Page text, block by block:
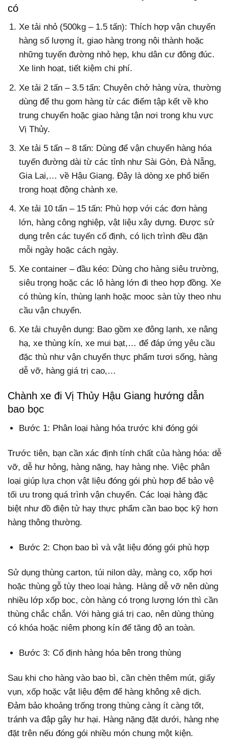
có
Xe tải nhỏ (500kg – 1.5 tấn): Thích hợp vận chuyển
hàng số lượng ít, giao hàng trong nội thành hoặc
những tuyến đường nhỏ hẹp, khu dân cư đông đúc.
Xe linh hoạt, tiết kiệm chi phí.
Xe tải 2 tấn – 3.5 tấn: Chuyên chở hàng vừa, thường
dùng để thu gom hàng từ các điểm tập kết về kho
trung chuyển hoặc giao hàng tận nơi trong khu vực
Vị Thủy.
Xe tải 5 tấn – 8 tấn: Dùng để vận chuyển hàng hóa
tuyến đường dài từ các tỉnh như Sài Gòn, Đà Nẵng,
Gia Lai,… về Hậu Giang. Đây là dòng xe phổ biến
trong hoạt động chành xe.
Xe tải 10 tấn – 15 tấn: Phù hợp với các đơn hàng
lớn, hàng công nghiệp, vật liệu xây dựng. Được sử
dụng trên các tuyến cố định, có lịch trình đều đặn
mỗi ngày hoặc cách ngày.
Xe container – đầu kéo: Dùng cho hàng siêu trường,
siêu trọng hoặc các lô hàng lớn đi theo hợp đồng. Xe
có thùng kín, thùng lạnh hoặc mooc sàn tùy theo nhu
cầu vận chuyển.
Xe tải chuyên dụng: Bao gồm xe đông lạnh, xe nâng
hạ, xe thùng kín, xe mui bạt,… để đáp ứng yêu cầu
đặc thù như vận chuyển thực phẩm tươi sống, hàng
dễ vỡ, hàng giá trị cao,…
Chành xe đi Vị Thủy Hậu Giang hướng dẫn
bao bọc
Bước 1: Phân loại hàng hóa trước khi đóng gói
Trước tiên, bạn cần xác định tính chất của hàng hóa: dễ
vỡ, dễ hư hỏng, hàng nặng, hay hàng nhẹ. Việc phân
loại giúp lựa chọn vật liệu đóng gói phù hợp để bảo vệ
tối ưu trong quá trình vận chuyển. Các loại hàng đặc
biệt như đồ điện tử hay thực phẩm cần bao bọc kỹ hơn
hàng thông thường.
Bước 2: Chọn bao bì và vật liệu đóng gói phù hợp
Sử dụng thùng carton, túi nilon dày, màng co, xốp hơi
hoặc thùng gỗ tùy theo loại hàng. Hàng dễ vỡ nên dùng
nhiều lớp xốp bọc, còn hàng có trọng lượng lớn thì cần
thùng chắc chắn. Với hàng giá trị cao, nên dùng thùng
có khóa hoặc niêm phong kín để tăng độ an toàn.
Bước 3: Cố định hàng hóa bên trong thùng
Sau khi cho hàng vào bao bì, cần chèn thêm mút, giấy
vụn, xốp hoặc vật liệu đệm để hàng không xê dịch.
Đảm bảo khoảng trống trong thùng càng ít càng tốt,
tránh va đập gây hư hại. Hàng nặng đặt dưới, hàng nhẹ
đặt trên nếu đóng gói nhiều món chung một kiện.